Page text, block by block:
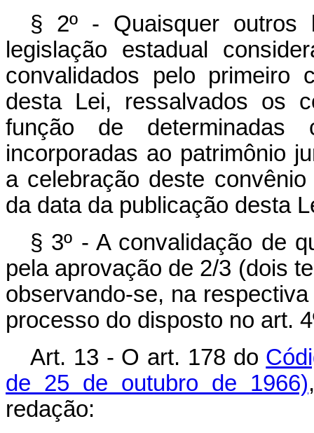
§ 2º - Quaisquer outros
legislação estadual
convalidados pelo primeiro
desta Lei, ressalvados os
função de
incorporadas ao patrimônio
a celebração deste
da data da publicação desta
§ 3º - A convalidação de
pela aprovação de 2/3 (dois
observando-se, na
processo do disposto no art.
Art. 13 - O art. 178 do
de 25 de outubro de 1966)
redação: